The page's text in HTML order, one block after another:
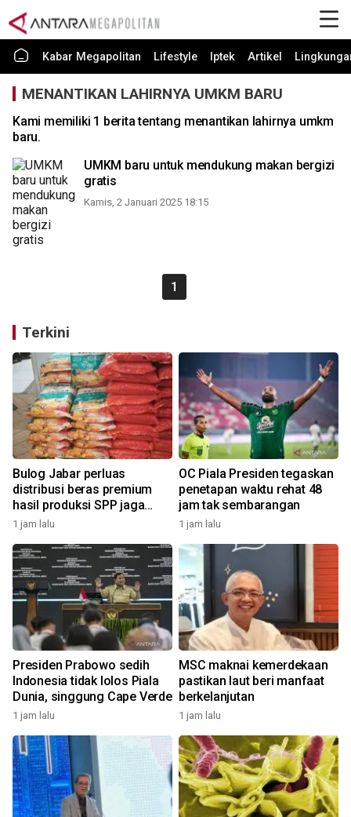
Kabar Megapolitan Lifestyle Iptek Artikel
MENANTIKAN LAHIRNYA UMKM BARU
Kami memiliki 1 berita tentang menantikan lahirnya umkm
baru.
UMKM baru untuk mendukung makan bergizi
gratis
Kamis, 2 Januari 2025 18:15
1
Terkini
Bulog Jabar perluas
distribusi beras premium
hasil produksi SPP jaga
harga sesuai HET
1 jam lalu
OC Piala Presiden tegaskan
penetapan waktu rehat 48
jam tak sembarangan
1 jam lalu
Presiden Prabowo sedih
Indonesia tidak lolos Piala
Dunia, singgung Cape Verde
1 jam lalu
MSC maknai kemerdekaan
pastikan laut beri manfaat
berkelanjutan
1 jam lalu